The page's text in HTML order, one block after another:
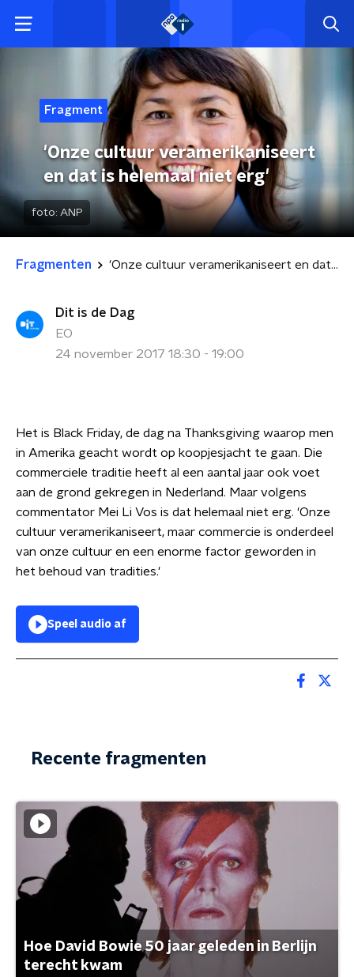
Fragment
'Onze cultuur veramerikaniseert
en dat is helemaal niet erg'
foto: ANP
Fragmenten 'Onze cultuur veramerikaniseert en dat is helemaal niet erg'
Dit is de Dag
EO
24 november 2017 18:30 - 19:00
Het is Black Friday, de dag na Thanksgiving waarop men
in Amerika geacht wordt op koopjesjacht te gaan. Die
commerciele traditie heeft al een aantal jaar ook voet
aan de grond gekregen in Nederland. Maar volgens
commentator Mei Li Vos is dat helemaal niet erg. 'Onze
cultuur veramerikaniseert, maar commercie is onderdeel
van onze cultuur en een enorme factor geworden in
het behoud van tradities.'
Speel audio af
Recente fragmenten
Hoe David Bowie 50 jaar geleden in Berlijn
terecht kwam